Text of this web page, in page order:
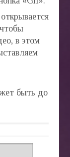
в этом
быть до